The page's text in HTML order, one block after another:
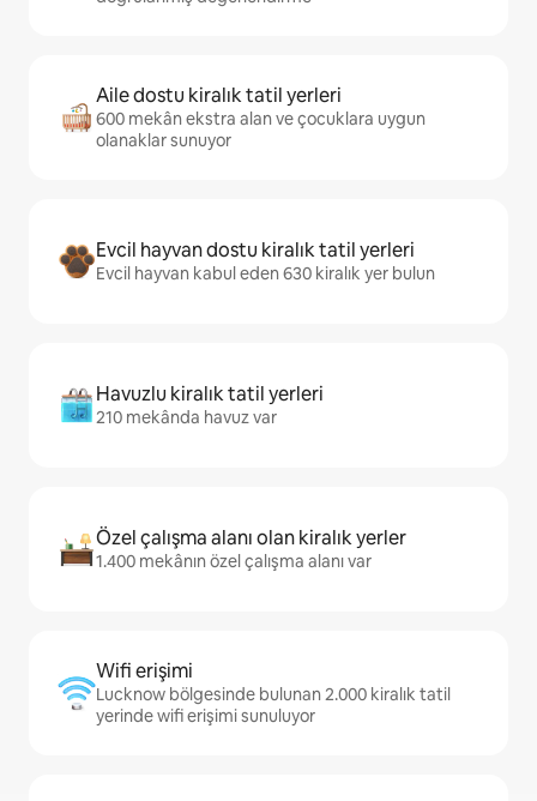
Aile dostu kiralık tatil yerleri
600 mekân ekstra alan ve çocuklara uygun
olanaklar sunuyor
Evcil hayvan dostu kiralık tatil yerleri
Evcil hayvan kabul eden 630 kiralık yer bulun
Havuzlu kiralık tatil yerleri
210 mekânda havuz var
Özel çalışma alanı olan kiralık yerler
1.400 mekânın özel çalışma alanı var
Wifi erişimi
Lucknow bölgesinde bulunan 2.000 kiralık tatil
yerinde wifi erişimi sunuluyor